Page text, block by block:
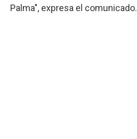
Palma", expresa el comunicado.